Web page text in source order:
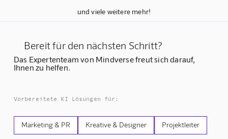
und viele weitere mehr!
Bereit für den nächsten Schritt?
Das Expertenteam von Mindverse freut sich darauf,
Ihnen zu helfen.
Vorbereitete KI Lösungen für:
Marketing & PR Kreative & Designer Projektleiter